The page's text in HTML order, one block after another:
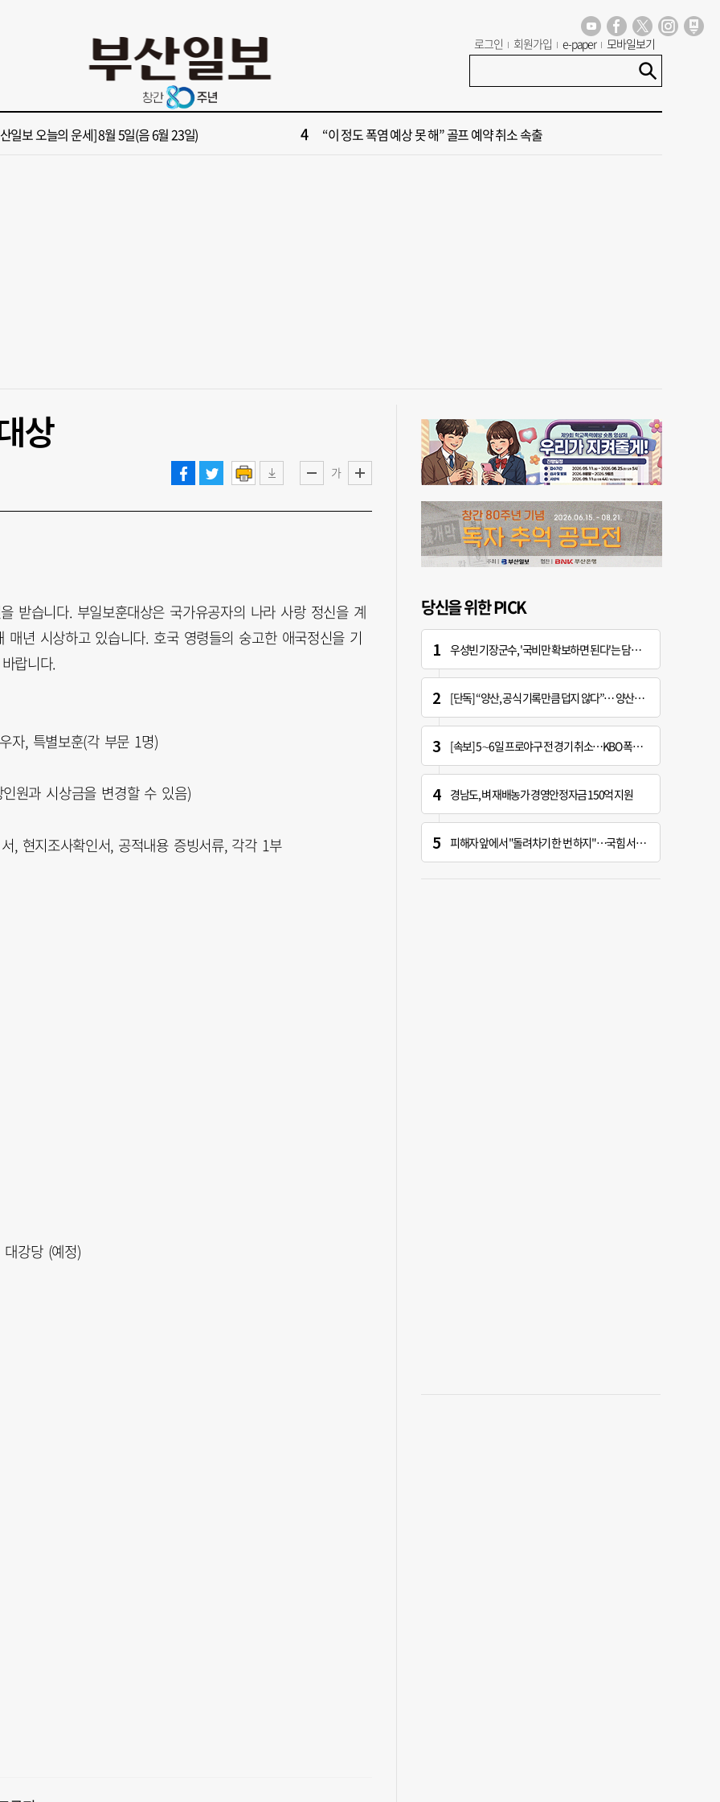
로그인 회원가입 e-paper 모바일보기
] 폭염 부추기는 제13호 태풍 '돌핀' 이동경로 유동적…북쪽으로 꺾일까
일보 오늘의 운세] 8월 5일(음 6월 23일) 4 “이 정도 폭염 예상 못 해” 골프 예약 취소 속출
상
가
받습니다. 부일보훈대상은 국가유공자의 나라 사랑 정신을 계
년 시상하고 있습니다. 호국 영령들의 숭고한 애국정신을 기
랍니다.
자, 특별보훈(각 부문 1명)
원과 시상금을 변경할 수 있음)
, 현지조사확인서, 공적내용 증빙서류, 각각 1부
강당 (예정)
당신을 위한 PICK
우성빈 기장군수, '국비만 확보하면 된다'는 담당자에 "국비는 국민의 혈세" 지적
[단독] “양산, 공식 기록만큼 덥지 않다”… 양산시, 기상청에 관측장비 이동 요청
[속보] 5∼6일 프로야구 전 경기 취소…KBO 폭염 긴급대책 회의 개최
경남도, 벼 재배농가 경영안정자금 150억 지원
피해자 앞에서 "돌려차기 한 번 하지"…국힘 서범수 황당한 망언